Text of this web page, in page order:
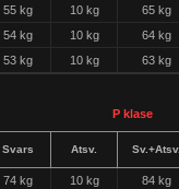
55 kg 10 kg
65 kg
54 kg 10 kg
64 kg
53 kg 10 kg 63 kg
P klase
Svars Atsv.
74 kg 10 kg
84 kg